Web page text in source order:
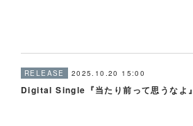
RELEASE 2025.10.20 15:00
Digital Single『当たり前って思うなよ』